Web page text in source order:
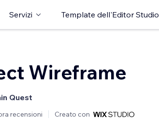
Servizi Template dell'Editor Studio
Wireframe
Quest
recensioni Creato con